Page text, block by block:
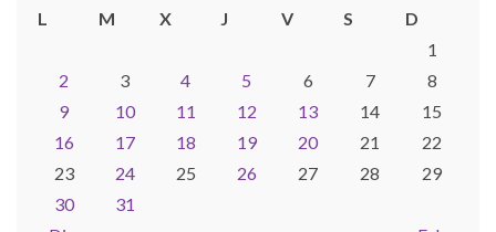
L
M X J V S D
1
2
3 4 5 6 7
8
9
10 11 12 13 14
15
16
17 18 19 20 21
22
23
24 25 26 27 28
29
30
31